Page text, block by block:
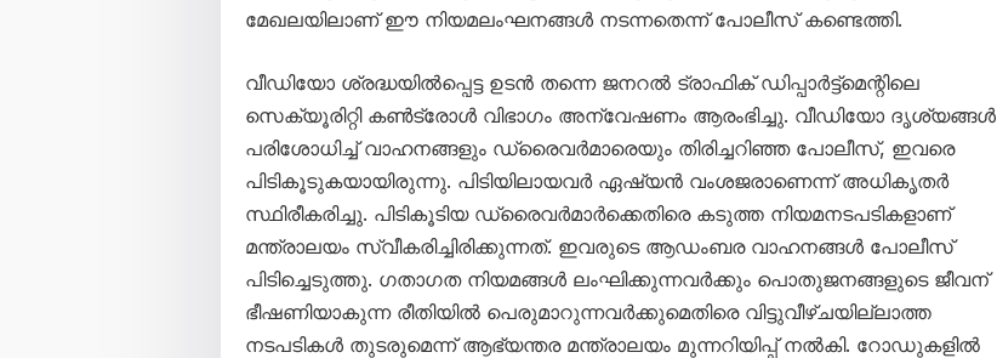
മേഖലയിലാണ് ഈ നിയമലംഘനങ്ങൾ നടന്നതെന്ന് പോലീസ് കണ്ടെത്തി.
വീഡിയോ ശ്രദ്ധയിൽപ്പെട്ട ഉടൻ തന്നെ ജനറൽ ട്രാഫിക് ഡിപ്പാർട്ട്‌മെന്റിലെ
സെക്യൂരിറ്റി കൺട്രോൾ വിഭാഗം അന്വേഷണം ആരംഭിച്ചു. വീഡിയോ ദൃശ്യങ്ങൾ
പരിശോധിച്ച് വാഹനങ്ങളും ഡ്രൈവർമാരെയും തിരിച്ചറിഞ്ഞ പോലീസ്, ഇവരെ
പിടികൂടുകയായിരുന്നു. പിടിയിലായവർ ഏഷ്യൻ വംശജരാണെന്ന് അധികൃതർ
സ്ഥിരീകരിച്ചു. പിടികൂടിയ ഡ്രൈവർമാർക്കെതിരെ കടുത്ത നിയമനടപടികളാണ്
മന്ത്രാലയം സ്വീകരിച്ചിരിക്കുന്നത്. ഇവരുടെ ആഡംബര വാഹനങ്ങൾ പോലീസ്
പിടിച്ചെടുത്തു. ഗതാഗത നിയമങ്ങൾ ലംഘിക്കുന്നവർക്കും പൊതുജനങ്ങളുടെ ജീവന്
ഭീഷണിയാകുന്ന രീതിയിൽ പെരുമാറുന്നവർക്കുമെതിരെ വിട്ടുവീഴ്ചയില്ലാത്ത
നടപടികൾ തുടരുമെന്ന് ആഭ്യന്തര മന്ത്രാലയം മുന്നറിയിപ്പ് നൽകി. റോഡുകളിൽ